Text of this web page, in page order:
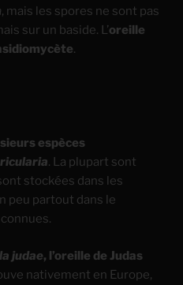
, mais les spores ne sont pas
sur un baside. L’oreille
.
espèces
. La plupart sont
stockées dans les
peu partout dans le
judae, l’oreille de Judas
nativement en Europe,